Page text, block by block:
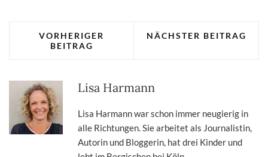
VORHERIGER
BEITRAG
NÄCHSTER BEITRAG
Lisa Harmann
Lisa Harmann war schon immer neugierig in
alle Richtungen. Sie arbeitet als Journalistin,
Autorin und Bloggerin, hat drei Kinder und